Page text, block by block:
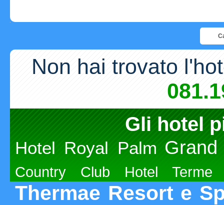
Non hai trovato
Gli hotel
Hotel Royal Palm
Country Club Hotel Terme
Thermae Resort e